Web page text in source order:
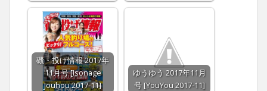
磯・投げ情報 2017年
11月号 [Isonage
Jouhou 2017-11]
ゆうゆう 2017年11月
号 [YouYou 2017-11]